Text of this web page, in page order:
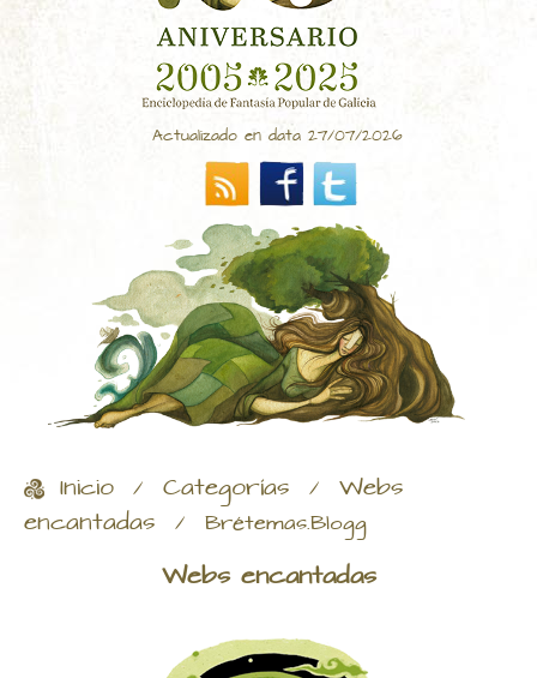
Actualizado en data 27/07/2026
Inicio / Categorías / Webs
encantadas / Brétemas.Blogg
Webs encantadas